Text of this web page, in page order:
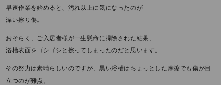
早速作業を始めると、汚れ以上に気になったのが——
深い擦り傷。
おそらく、ご入居者様が一生懸命に掃除された結果、
浴槽表面をゴシゴシと擦ってしまったのだと思います。
その努力は素晴らしいのですが、黒い浴槽はちょっとした摩擦でも傷が目
立つのが難点。